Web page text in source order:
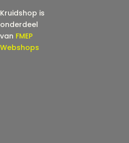
Kruidshop is
onderdeel
van FMEP
Webshops